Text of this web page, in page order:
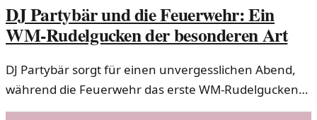
DJ Partybär und die Feuerwehr: Ein
WM-Rudelgucken der besonderen Art
DJ Partybär sorgt für einen unvergesslichen Abend,
während die Feuerwehr das erste WM-Rudelgucken
organisiert. Ein neuer Trend entsteht in der